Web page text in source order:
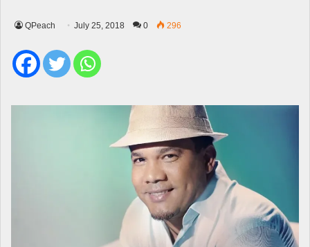
QPeach July 25, 2018 0 296